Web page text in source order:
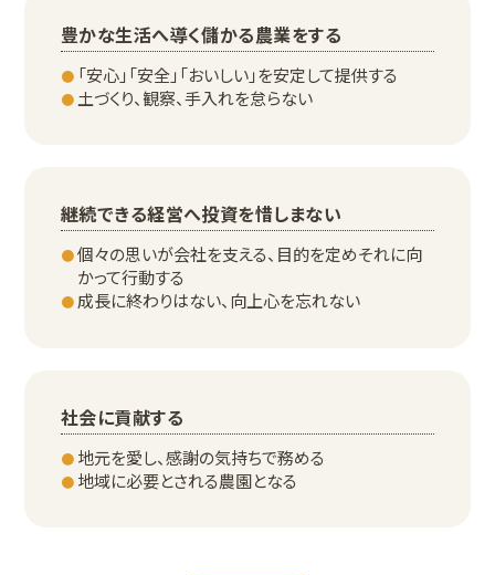
豊かな生活へ導く儲かる農業をする
「安心」「安全」「おいしい」を安定して提供する
土づくり、観察、手入れを怠らない
継続できる経営へ投資を惜しまない
個々の思いが会社を支える、目的を定めそれに向
かって行動する
成長に終わりはない、向上心を忘れない
社会に貢献する
地元を愛し、感謝の気持ちで務める
地域に必要とされる農園となる